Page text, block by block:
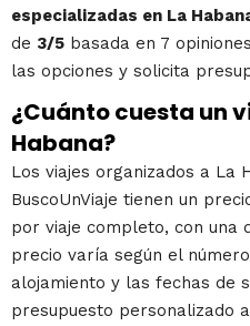
especializadas en La
de 3/5 basada en 7
las opciones y solicita
¿Cuánto cuesta un
Habana?
Los viajes organizados a La
BuscoUnViaje tienen un
por viaje completo, con una
precio varía según el
alojamiento y las fechas de
presupuesto personalizado